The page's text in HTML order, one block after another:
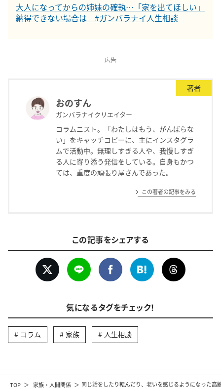
TOP 家族・人間関係 同じ話をしたり転んだり、老いを感じるようになった高
大人になってからの姉妹の確執…「家を出てほしい」
納得できない場合は #ガンバラナイ人生相談
広告
著者
おのすん
ガンバラナイクリエイター
コラムニスト。「わたしはもう、がんばらな
い」をキャッチコピーに、主にインスタグラ
ムで活動中。無理しすぎる人や、我慢しすぎ
る人に寄り添う発信をしている。自身もかつ
ては、重度の頑張り屋さんであった。
この著者の記事をみる
この記事をシェアする
気になるタグをチェック！
コラム 家族 人生相談